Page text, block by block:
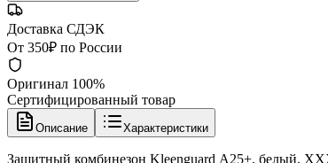
Доставка СДЭК
От 350₽ по России
Оригинал 100%
Сертифицированный товар
Описание Характеристики
Защитный комбинезон Kleenguard А25+, белый,